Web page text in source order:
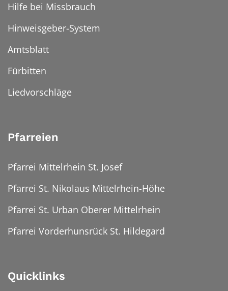
Hilfe bei Missbrauch
Hinweisgeber-System
Amtsblatt
Fürbitten
Liedvorschläge
Pfarreien
Pfarrei Mittelrhein St. Josef
Pfarrei St. Nikolaus Mittelrhein-Höhe
Pfarrei St. Urban Oberer Mittelrhein
Pfarrei Vorderhunsrück St. Hildegard
Quicklinks